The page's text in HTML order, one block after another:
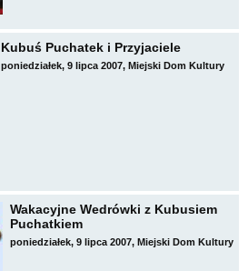
Kubuś Puchatek i Przyjaciele
poniedziałek, 9 lipca 2007, Miejski Dom Kultury
Wakacyjne Wedrówki z Kubusiem
Puchatkiem
poniedziałek, 9 lipca 2007, Miejski Dom Kultury